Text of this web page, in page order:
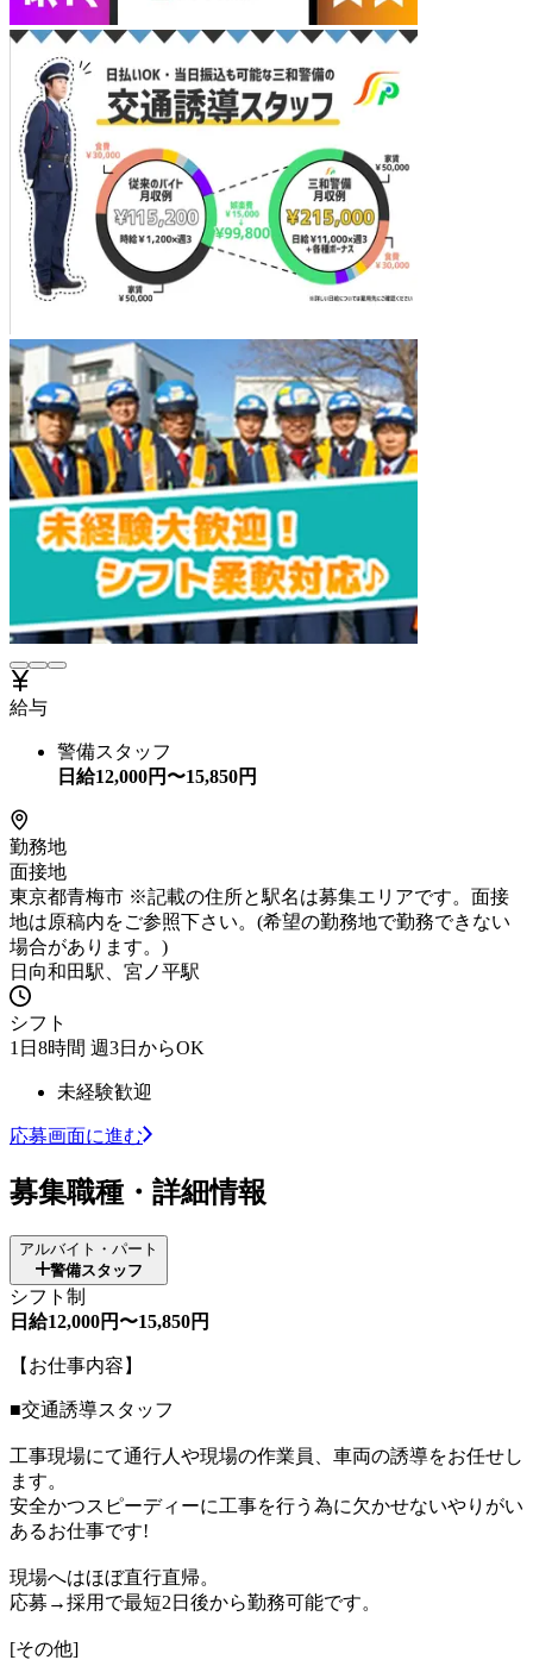
給与
警備スタッフ
日給12,000円〜15,850円
勤務地
面接地
東京都青梅市 ※記載の住所と駅名は募集エリアです。面接
地は原稿内をご参照下さい。(希望の勤務地で勤務できない
場合があります。)
日向和田駅、宮ノ平駅
シフト
1日8時間 週3日からOK
未経験歓迎
応募画面に進む
募集職種・詳細情報
アルバイト・パート
警備スタッフ
シフト制
日給12,000円〜15,850円
【お仕事内容】
■交通誘導スタッフ
工事現場にて通行人や現場の作業員、車両の誘導をお任せし
ます。
安全かつスピーディーに工事を行う為に欠かせないやりがい
あるお仕事です!
現場へはほぼ直行直帰。
応募→採用で最短2日後から勤務可能です。
[その他]